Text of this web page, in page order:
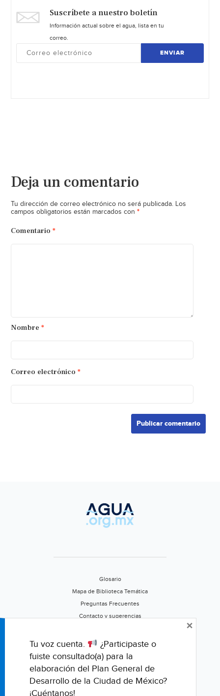
Suscríbete a nuestro boletín
Información actual sobre el agua, lista en tu
correo.
ENVIAR
Deja un comentario
Tu dirección de correo electrónico no será publicada. Los
campos obligatorios están marcados con *
Comentario *
Nombre *
Correo electrónico *
Glosario
Mapa de Biblioteca Temática
Preguntas Frecuentes
Contacto y sugerencias
Califica este portal
Tu voz cuenta.
¿Participaste o
fuiste consultado(a) para la
elaboración del Plan General de
Desarrollo de la Ciudad de México?
¡Cuéntanos!
×